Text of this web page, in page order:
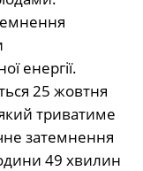
енергії.
25 жовтня
триватиме
затемнення
49 хвилин